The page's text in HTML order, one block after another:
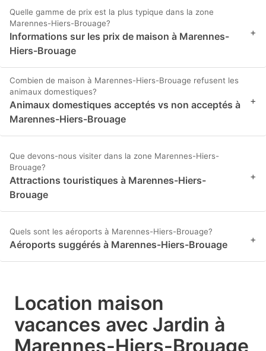
Quelle gamme de prix est la plus typique dans la zone
Marennes-Hiers-Brouage?
Informations sur les prix de maison à Marennes-
Hiers-Brouage
+
Combien de maison à Marennes-Hiers-Brouage refusent les
animaux domestiques?
Animaux domestiques acceptés vs non acceptés à
Marennes-Hiers-Brouage
+
Que devons-nous visiter dans la zone Marennes-Hiers-
Brouage?
Attractions touristiques à Marennes-Hiers-
Brouage
+
Quels sont les aéroports à Marennes-Hiers-Brouage?
Aéroports suggérés à Marennes-Hiers-Brouage +
Location maison
vacances avec Jardin à
Marennes-Hiers-Brouage